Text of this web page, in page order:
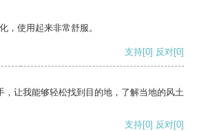
，使用起来非常舒服。
支持[0] 反对[0]
，让我能够轻松找到目的地，了解当地的风土
支持[0] 反对[0]